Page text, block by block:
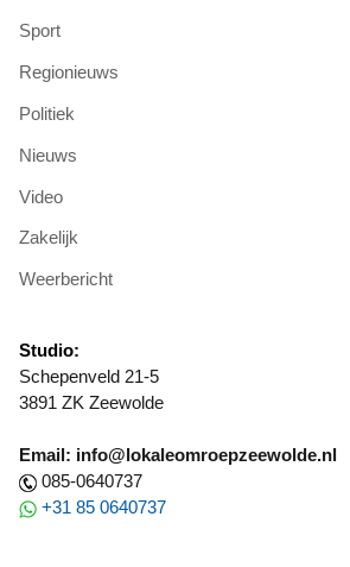
Sport
Regionieuws
Politiek
Nieuws
Video
Zakelijk
Weerbericht
Studio:
Schepenveld 21-5
3891 ZK Zeewolde
Email: info@lokaleomroepzeewolde.nl
085-0640737
+31 85 0640737